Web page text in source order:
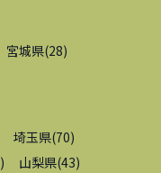
宮城県(28)
埼玉県(70)
) 山梨県(43)